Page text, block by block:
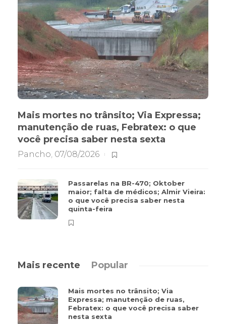
Mais mortes no trânsito; Via Expressa;
manutenção de ruas, Febratex: o que
você precisa saber nesta sexta
Pancho, 07/08/2026
Passarelas na BR-470; Oktober
maior; falta de médicos; Almir Vieira:
o que você precisa saber nesta
quinta-feira
Mais recente Popular
Mais mortes no trânsito; Via
Expressa; manutenção de ruas,
Febratex: o que você precisa saber
nesta sexta